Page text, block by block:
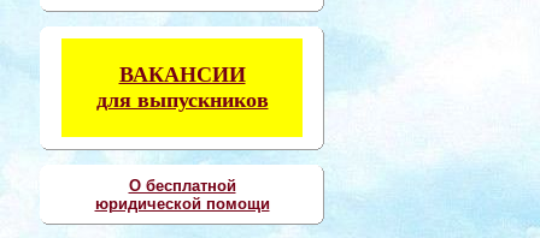
ВАКАНСИИ
для выпускников
О бесплатной
юридической помощи